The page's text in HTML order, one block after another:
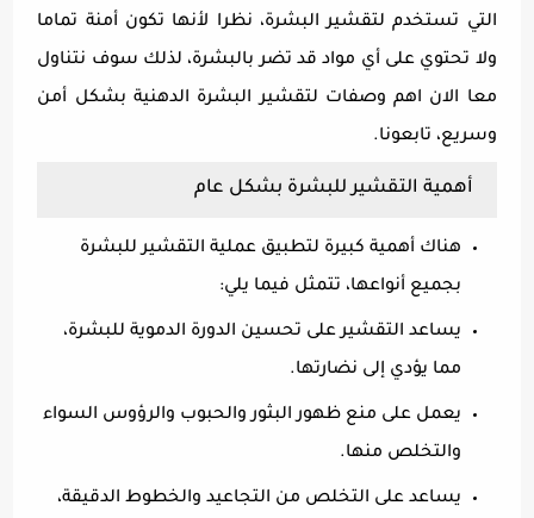
التي تستخدم لتقشير البشرة، نظرا لأنها تكون أمنة تماما
ولا تحتوي على أي مواد قد تضر بالبشرة، لذلك سوف نتناول
معا الان اهم وصفات لتقشير البشرة الدهنية بشكل أمن
وسريع، تابعونا.
أهمية التقشير للبشرة بشكل عام
هناك أهمية كبيرة لتطبيق عملية التقشير للبشرة
بجميع أنواعها، تتمثل فيما يلي:
يساعد التقشير على تحسين الدورة الدموية للبشرة،
مما يؤدي إلى نضارتها.
يعمل على منع ظهور البثور والحبوب والرؤوس السواء
والتخلص منها.
يساعد على التخلص من التجاعيد والخطوط الدقيقة،